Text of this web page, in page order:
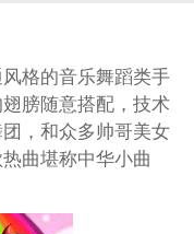
格的音乐舞蹈类手
膀随意搭配，技术
，和众多帅哥美女
曲堪称中华小曲